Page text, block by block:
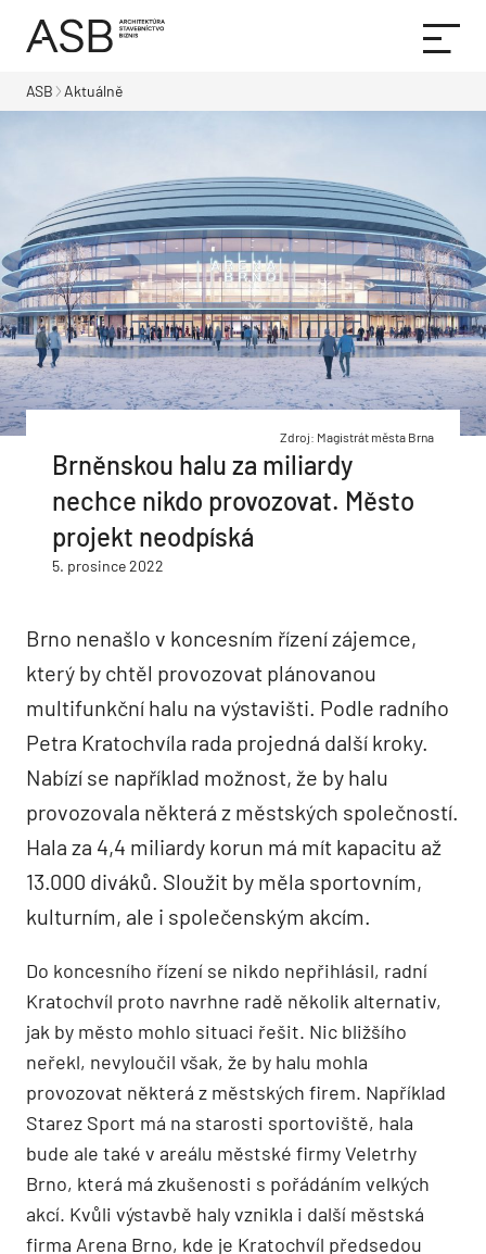
ASB Aktuálně
Zdroj: Magistrát města Brna
Brněnskou halu za miliardy
nechce nikdo provozovat. Město
projekt neodpíská
5. prosince 2022
Brno nenašlo v koncesním řízení zájemce,
který by chtěl provozovat plánovanou
multifunkční halu na výstavišti. Podle radního
Petra Kratochvíla rada projedná další kroky.
Nabízí se například možnost, že by halu
provozovala některá z městských společností.
Hala za 4,4 miliardy korun má mít kapacitu až
13.000 diváků. Sloužit by měla sportovním,
kulturním, ale i společenským akcím.
Do koncesního řízení se nikdo nepřihlásil, radní
Kratochvíl proto navrhne radě několik alternativ,
jak by město mohlo situaci řešit. Nic bližšího
neřekl, nevyloučil však, že by halu mohla
provozovat některá z městských firem. Například
Starez Sport má na starosti sportoviště, hala
bude ale také v areálu městské firmy Veletrhy
Brno, která má zkušenosti s pořádáním velkých
akcí. Kvůli výstavbě haly vznikla i další městská
firma Arena Brno, kde je Kratochvíl předsedou